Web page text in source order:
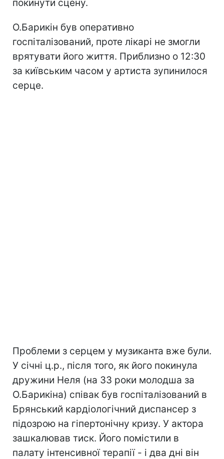
покинути сцену.
О.Барикін був оперативно
госпіталізований, проте лікарі не змогли
врятувати його життя. Приблизно о 12:30
за київським часом у артиста зупинилося
серце.
Проблеми з серцем у музиканта вже були.
У січні ц.р., після того, як його покинула
дружини Неля (на 33 роки молодша за
О.Барикіна) співак був госпіталізований в
Брянський кардіологічний диспансер з
підозрою на гіпертонічну кризу. У актора
зашкалював тиск. Його помістили в
палату інтенсивної терапії - і два дні він